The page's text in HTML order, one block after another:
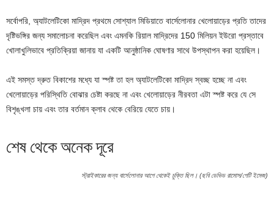
সর্বোপরি, অ্যাটলেটিকো মাদ্রিদ প্রথমে সোশ্যাল মিডিয়াতে বার্সেলোনার খেলোয়াড়ের প্রতি তাদের
দৃষ্টিভঙ্গির জন্য সমালোচনা করেছিল এবং এমনকি রিয়াল মাদ্রিদের 150 মিলিয়ন ইউরো প্রস্তাবে
খোলাখুলিভাবে প্রতিক্রিয়া জানায় যা একটি আনুষ্ঠানিক ঘোষণার সাথে উপস্থাপন করা হয়েছিল।
এই সমস্ত দ্রুত বিকাশের মধ্যে যা স্পষ্ট তা হল অ্যাটলেটিকো মাদ্রিদ স্বচ্ছ হচ্ছে না এবং
খেলোয়াড়ের পরিস্থিতি বোঝার চেষ্টা করছে না এবং খেলোয়াড়ের নীরবতা এটা স্পষ্ট করে যে সে
বিশৃঙ্খলা চায় এবং তার বর্তমান ক্লাব থেকে বেরিয়ে যেতে চায়।
শেষ থেকে অনেক দূরে
স্ট্রাইকারের জন্য বার্সেলোনার আগে থেকেই চুক্তি ছিল। (ছবি ডেভিড রামোস/গেটি ইমেজ)